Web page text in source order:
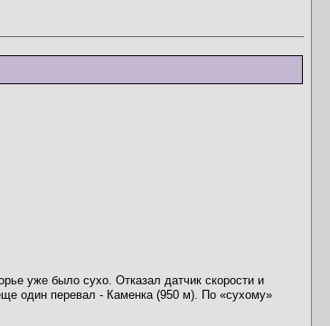
уже было сухо. Отказал датчик скорости и
один перевал - Каменка (950 м). По «сухому»